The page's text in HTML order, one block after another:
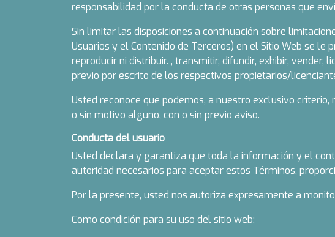
responsabilidad por la conducta de otras personas que
Sin limitar las disposiciones a continuación sobre
Usuarios y el Contenido de Terceros) en el Sitio Web se
reproducir ni distribuir. , transmitir, difundir, exhibir,
previo por escrito de los respectivos propietarios/
Usted reconoce que podemos, a nuestro exclusivo
o sin motivo alguno, con o sin previo aviso.
Conducta del usuario
Usted declara y garantiza que toda la información y el
autoridad necesarios para aceptar estos Términos,
Por la presente, usted nos autoriza expresamente a
Como condición para su uso del sitio web: